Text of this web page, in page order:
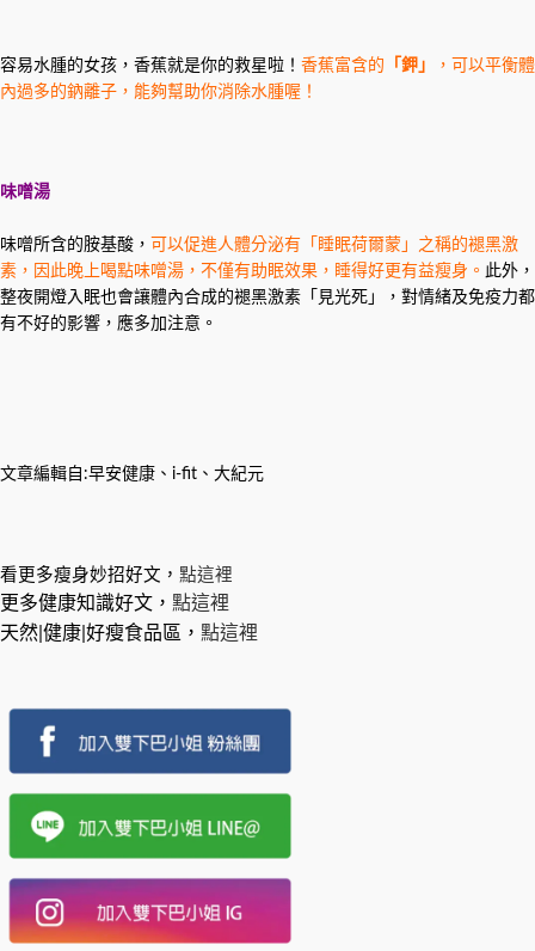
容易水腫的女孩，香蕉就是你的救星啦！ 香蕉富含的 「鉀」
，可以平衡體
內過多的鈉離子，能夠幫助你消除水腫喔！
味噌湯
味噌所含的胺基酸， 可以促進人體分泌有「睡眠荷爾蒙」之稱的褪黑激
素，因此晚上喝點味噌湯，不僅有助眠效果，睡得好更有益瘦身。 此外，
整夜開燈入眠也會讓體內合成的褪黑激素「見光死」，對情緒及免疫力都
有不好的影響，應多加注意。
文章編輯自:早安健康、i-fit、大紀元
看更多瘦身妙招好文， 點這裡
更多健康知識好文， 點這裡
天然|健康|好瘦食品區， 點這裡